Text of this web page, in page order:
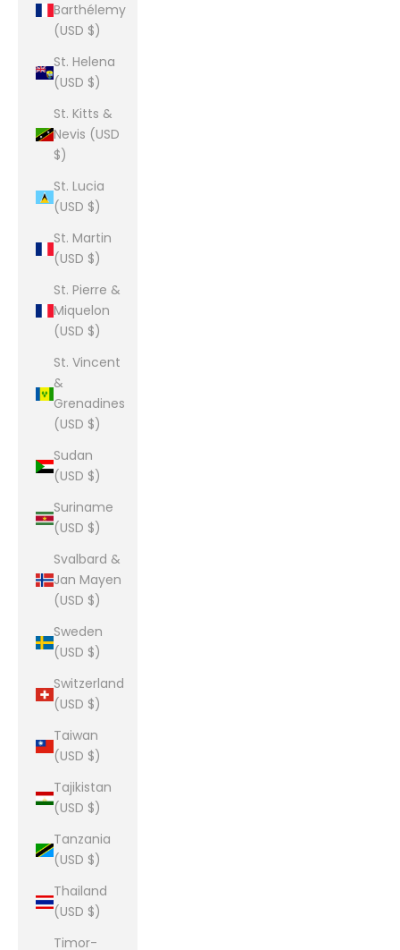
Barthélemy
(USD $)
St. Helena
(USD $)
St. Kitts &
Nevis (USD
$)
St. Lucia
(USD $)
St. Martin
(USD $)
St. Pierre &
Miquelon
(USD $)
St. Vincent
&
Grenadines
(USD $)
Sudan
(USD $)
Suriname
(USD $)
Svalbard &
Jan Mayen
(USD $)
Sweden
(USD $)
Switzerland
(USD $)
Taiwan
(USD $)
Tajikistan
(USD $)
Tanzania
(USD $)
Thailand
(USD $)
Timor-